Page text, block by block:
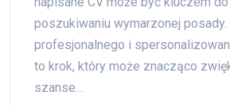
poszukiwaniu wymarzonej
profesjonalnego i
to krok, który może znacząco
szanse…